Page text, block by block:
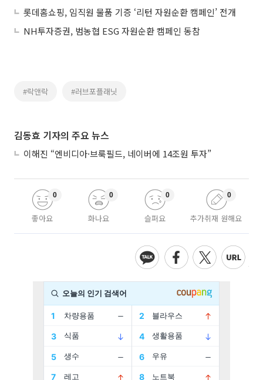
롯데홈쇼핑, 임직원 물품 기증 ‘리턴 자원순환 캠페인’ 전개
NH투자증권, 범농협 ESG 자원순환 캠페인 동참
#락앤락 #러브포플래닛
김동효 기자의 주요 뉴스
이해진 “엔비디아·브룩필드, 네이버에 14조원 투자”
좋아요
0
화나요
0
슬퍼요
0
추가취재 원해요
0